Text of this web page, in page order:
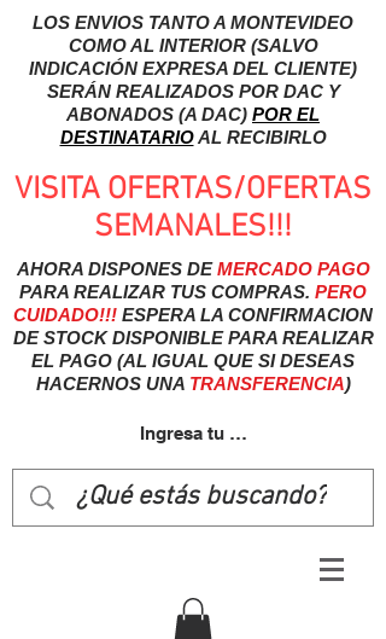
LOS ENVIOS TANTO A MONTEVIDEO
COMO AL INTERIOR (SALVO
INDICACIÓN EXPRESA DEL CLIENTE)
SERÁN REALIZADOS POR DAC Y
ABONADOS (A DAC) POR EL
DESTINATARIOAL RECIBIRLO
VISITA OFERTAS/OFERTAS
SEMANALES!!!
AHORA DISPONES DEMERCADO PAGO
PARA REALIZAR TUS COMPRAS. PERO
CUIDADO!!! ESPERA LA CONFIRMACION
DE STOCK DISPONIBLE PARA REALIZAR
EL PAGO (AL IGUAL QUE SI DESEAS
HACERNOS UNA TRANSFERENCIA)
Ingresa tu usuairo